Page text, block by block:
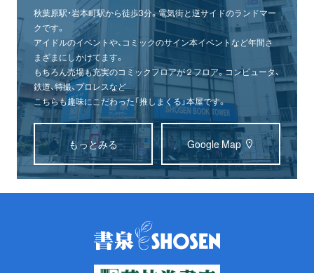
秋葉原駅・岩本町駅から徒歩3分。電気街と逆サイドのランドマー
クです。
アイドルのイベントや、コミックのサイン本イベントなど年間さ
まざまにしかけてます。
もちろん売場も充実のコミックフロアが２フロア。コンピュータ、
鉄道、特撮、プロレスなど
こちらも趣味にこだわった「推しまくる」本屋です。
もっとみる Google Map